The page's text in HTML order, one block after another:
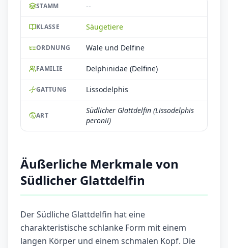
STAMM --
KLASSE Säugetiere
ORDNUNG Wale und Delfine
FAMILIE Delphinidae (Delfine)
GATTUNG Lissodelphis
ART
Südlicher Glattdelfin (Lissodelphis
peronii)
Äußerliche Merkmale von
Südlicher Glattdelfin
Der Südliche Glattdelfin hat eine
charakteristische schlanke Form mit einem
langen Körper und einem schmalen Kopf. Die